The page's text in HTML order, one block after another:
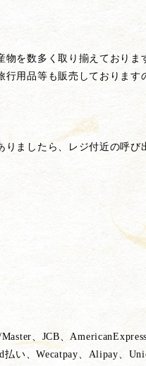
を数多く取り揃えておりま
行用品等も販売しております
ましたら、レジ付近の呼び
、JCB、
払い、Wecatpay、Alipay、